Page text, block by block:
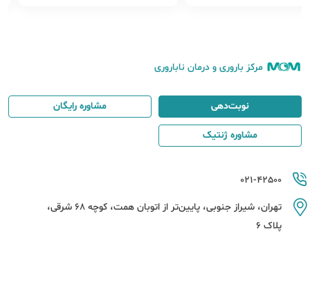
مرکز باروری و درمان ناباروری
021-42500
تهران، شیراز جنوبی، پایین‌تر از اتوبان همت، کوچه 68 شرقی،
پلاک 6
نوبت‌دهی مشاوره رایگان
مشاوره ژنتیک